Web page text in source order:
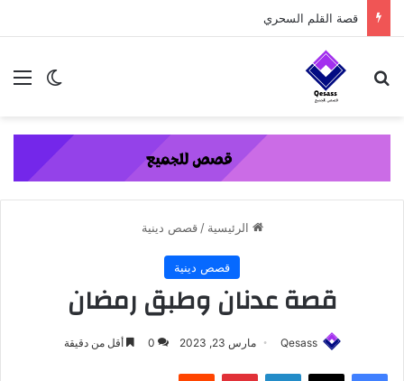
content
قصة القلم السحري
الوضع بحث عن
الرئيسية / قصص دينية
قصص دينية
قصة عدنان وطبق رمضان
Qesass مارس 23, 2023 0 أقل من دقيقة
فيسبوك ‫X لينكدإن بينتيريست